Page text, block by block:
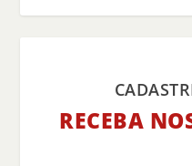
RECEBA